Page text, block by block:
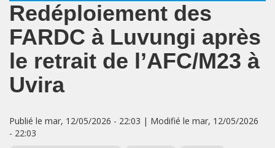
Redéploiement des
FARDC à Luvungi après
le retrait de l’AFC/M23 à
Uvira
Publié le mar, 12/05/2026 - 22:03 | Modifié le mar, 12/05/2026
- 22:03